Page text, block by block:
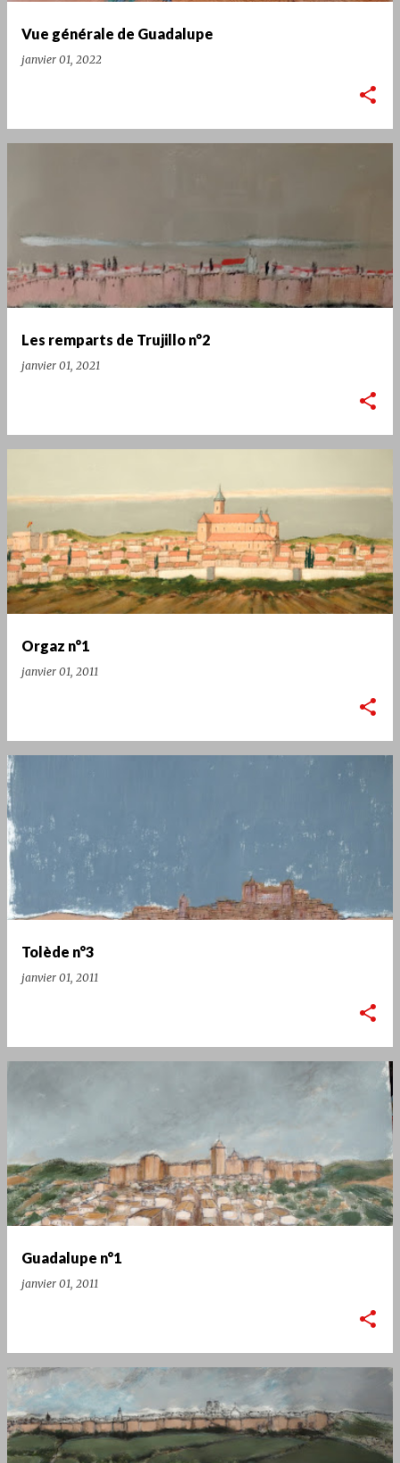
Vue générale de Guadalupe
janvier 01, 2022
Les remparts de Trujillo n°2
janvier 01, 2021
Orgaz n°1
janvier 01, 2011
Tolède n°3
janvier 01, 2011
Guadalupe n°1
janvier 01, 2011